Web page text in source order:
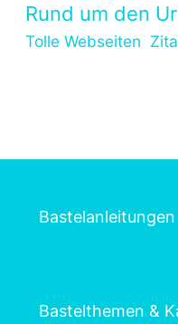
Rund um den
Tolle Webseiten
Bastelthemen &